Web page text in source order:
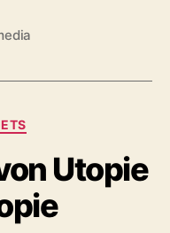
Utopie